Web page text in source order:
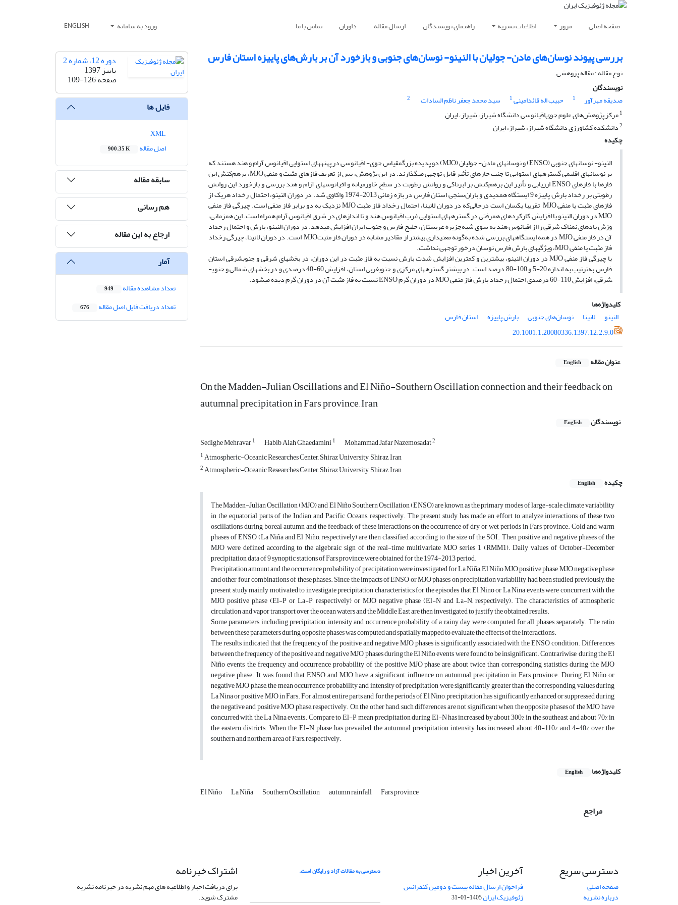
صفحه اصلی مرور اطلاعات نشریه راهنمای نویسندگان ارسال مقاله داوران تماس با ما ورود به سامانه ENGLISH
بررسی پیوند نوسان‌های مادن‌- جولیان با النینو- نوسان‌های جنوبی و بازخورد آن بر بارش‌های پاییزه استان فارس
نوع مقاله : مقاله پژوهشی‌
نویسندگان
صدیقه مهرآور
1 حبیب اله قائدامینی1 سید محمد جعفر ناظم السادات
2
1مرکز پژوهش‌های علوم جوی‌اقیانوسی دانشگاه شیراز، شیراز، ایران
2دانشکده کشاورزی دانشگاه شیراز، شیراز، ایران
چکیده
النینو- نوسان­های جنوبی (ENSO) و نوسان­های مادن‌- جولیان (MJO) دو پدیده بزرگ­مقیاس جوی‌- اقیانوسی در پهنه­های استوایی اقیانوس آرام و هند هستند که
بر نوسان­های اقلیمی گستره­های استوایی تا جنب حاره­ای تأثیر قابل توجهی می­گذارند. در این پژوهش، پس از تعریف فازهای مثبت و منفی MJO، برهم‌کنش این
فازها با فازهای ENSO ارزیابی و تأثیر این برهم‌کنش بر ابرناکی و روانش رطوبت در سطح خاورمیانه و اقیانوس­های آرام و هند بررسی و بازخورد این روانش
رطوبتی بر رخداد بارش پاییزه 9 ایستگاه همدیدی و باران‌سنجی استان فارس در بازه زمانی 2013-1974 واکاوی شد. در دوران النینو، احتمال رخداد هریک از
فازهای مثبت یا منفی MJO تقریبا یکسان است در‌‌حالی‌که در دوران لانینا، احتمال رخداد فاز مثبت MJO نزدیک به دو برابر فاز منفی است. چیرگی فاز منفی
MJO در دوران النینو با افزایش کارکردهای همرفتی در گستره­های استوایی غرب اقیانوس هند و تا اندازه­ای در شرق اقیانوس آرام همراه است. این همزمانی،
وزش بادهای نمناک شرقی را از اقیانوس هند به سوی شبه‌جزیره عربستان، خلیج فارس و جنوب ایران افزایش می‏دهد. در دوران النینو، بارش و احتمال رخداد
آن در فاز منفی MJO در همه ایستگاه­های بررسی شده به‌گونه معنی­داری بیشتر از مقادیر مشابه در دوران فاز مثبتMJO است. در دوران لانینا، چیرگی رخداد
فاز مثبت یا منفی MJO، ویژگی­های بارش فارس نوسان درخور‌ توجهی نداشت.
با چیرگی فاز منفی MJO در دوران النینو، بیشترین و کمترین افزایش شدت بارش نسبت به فاز مثبت در این دوران، در بخش­های شرقی و جنوب­شرقی استان
فارس به‌ترتیب به اندازه 20-5 و 100-80 درصد است. در بیشتر گستره­های مرکزی و جنوب­غربی استان، افزایش 60-40 درصدی و در بخش­های شمالی و جنوب­
شرقی، افزایش 110-60 درصدی احتمال رخداد بارش فاز منفی MJO در دوران گرم ENSO نسبت به فاز مثبت آن در دوران گرم دیده می­شود.
کلیدواژه‌ها
النینو
لانینا نوسان‌های جنوبی بارش پاییزه
استان فارس
20.1001.1.20080336.1397.12.2.9.0
عنوان مقاله English
On the Madden-Julian Oscillations and El Niño-Southern Oscillation connection and their feedback on
autumnal precipitation in Fars province, Iran
نویسندگان English
Sedighe Mehravar1 Habib Alah Ghaedamini1 Mohammad Jafar Nazemosadat2
1Atmospheric-Oceanic Researches Center, Shiraz University, Shiraz, Iran
2Atmospheric-Oceanic Researches Center, Shiraz University, Shiraz, Iran
چکیده
English
The Madden-Julian Oscillation (MJO) and El Niño Southern Oscillation (ENSO) are known as the primary modes of large-scale climate variability
in the equatorial parts of the Indian and Pacific Oceans, respectively. The present study has made an effort to analyze interactions of these two
oscillations during boreal autumn and the feedback of these interactions on the occurrence of dry or wet periods in Fars province. Cold and warm
phases of ENSO (La Niña and El Niño, respectively) are then classified according to the size of the SOI. Then positive and negative phases of the
MJO were defined according to the algebraic sign of the real-time multivariate MJO series 1 (RMM1). Daily values of October-December
precipitation data of 9 synoptic stations of Fars province were obtained for the 1974-2013 period.
Precipitation amount and the occurrence probability of precipitation were investigated for La Niña, El Niño MJO positive phase, MJO negative phase
and other four combinations of these phases. Since the impacts of ENSO or MJO phases on precipitation variability had been studied previously, the
present study mainly motivated to investigate precipitation characteristics for the episodes that El Nino or La Nina events were concurrent with the
MJO positive phase (El-P or La-P, respectively) or MJO negative phase (El-N and La-N, respectively). The characteristics of atmospheric
circulation and vapor transport over the ocean waters and the Middle East are then investigated to justify the obtained results.
Some parameters including precipitation, intensity and occurrence probability of a rainy day were computed for all phases, separately. The ratio
between these parameters during opposite phases was computed and spatially mapped to evaluate the effects of the interactions.
The results indicated that the frequency of the positive and negative MJO phases is significantly associated with the ENSO condition. Differences
between the frequency of the positive and negative MJO phases during the El Niño events were found to be insignificant. Contrariwise, during the El
Niño events, the frequency and occurrence probability of the positive MJO phase are about twice than corresponding statistics during the MJO
negative phase. It was found that ENSO and MJO have a significant influence on autumnal precipitation in Fars province. During El Niño or
negative MJO phase, the mean occurrence probability and intensity of precipitation were significantly greater than the corresponding values during
La Nina or positive MJO in Fars. For almost entire parts and for the periods of El Nino, precipitation has significantly enhanced or suppressed during
the negative and positive MJO phase, respectively. On the other hand, such differences are not significant when the opposite phases of the MJO have
concurred with the La Nina events. Compare to El-P, mean precipitation during El-N has increased by about 300% in the southeast and about 70% in
the eastern districts. When the El-N phase has prevailed, the autumnal precipitation intensity has increased about 40-110% and 4-40% over the
southern and northern area of Fars, respectively.
کلیدواژه‌ها English
El Niño La Niña Southern Oscillation autumn rainfall Fars province
مراجع
دوره 12، شماره 2
پاییز 1397
صفحه109-126
فایل ها
اصل مقاله
900.35 K
سابقه مقاله
هم رسانی
ارجاع به این مقاله
آمار
تعداد مشاهده مقاله 949
تعداد دریافت فایل اصل مقاله 676
دسترسی سریع
صفحه اصلی
درباره نشریه
آخرین اخبار
فراخوان ارسال مقاله بیست و دومین کنفرانس
ژئوفیزیک ایران1405-01-31
دسترسی به مقالات آزاد و رایگان است. اشتراک خبرنامه
برای دریافت اخبار و اطلاعیه های مهم نشریه در خبرنامه نشریه
مشترک شوید.